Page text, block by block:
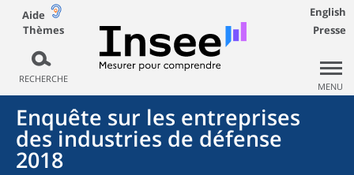
Aide
Thèmes
RECHERCHE
English
Presse
MENU
Enquête sur les entreprises
des industries de défense
2018